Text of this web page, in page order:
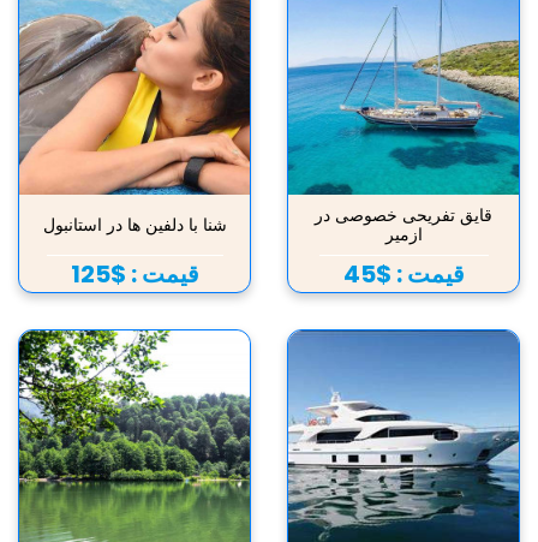
قایق تفریحی خصوصی در
ازمیر
قیمت : $45
شنا با دلفین ها در استانبول
قیمت : $125